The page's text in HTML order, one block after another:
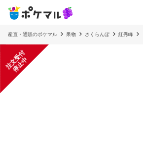
産直・通販のポケマル 果物 さくらんぼ 紅秀峰
注
文
受
付
停
止
中